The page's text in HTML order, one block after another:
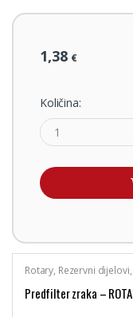
1,38 €
Količina:
Rotary, Rezervni
Predfilter zraka –